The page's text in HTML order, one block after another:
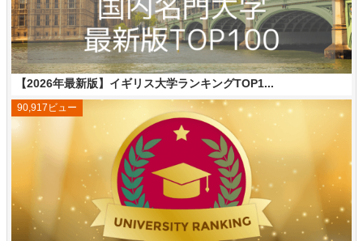
【2026年最新版】イギリス大学ランキングTOP1...
90,917ビュー